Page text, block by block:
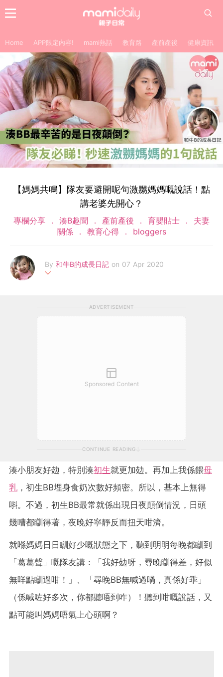
Home APP限定內容! mami熱話 教育路 產前產後 健康資訊
【媽媽共鳴】隊友要避開呢句激嬲媽媽嘅說話！點
講老婆先開心？
專欄分享 湊B趣聞 產前產後 育嬰貼士
夫妻
關係
教育心得 bloggers
By 和牛B的成長日記 on 07 Apr 2020
煮嘢食同大家分享幼兒食譜。
FB Page：http://www.facebook.com/80smami/
ADVERTISEMENT
Sponsored Content
CONTINUE READING
湊小朋友好攰，特別湊初生就更加攰。再加上我係餵母
乳 ，初生BB埋身食奶次數好頻密。所以，基本上無得
唞。不過，初生BB最常就係出現日夜顛倒情況，日頭
幾嘈都瞓得著，夜晚好寧靜反而扭天咁濟。
就喺媽媽日日瞓好少嘅狀態之下，聽到明明每晚都瞓到
「葛葛聲」嘅隊友講：「我好攰呀，尋晚瞓得差，好似
無咩點瞓過咁！」、「尋晚BB無喊過喎，真係好乖」
（係喊咗好多次，你都聽唔到咋）！聽到咁嘅說話，又
點可能叫媽媽唔氣上心頭啊？